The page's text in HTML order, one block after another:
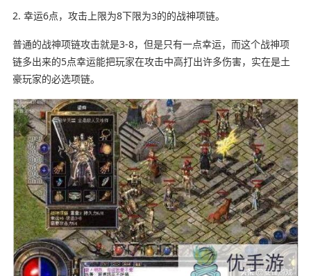
2. 幸运6点，攻击上限为8下限为3的的战神项链。
普通的战神项链攻击就是3-8，但是只有一点幸运，而这个战神项
链多出来的5点幸运能把玩家在攻击中高打出许多伤害，实在是土
豪玩家的必选项链。